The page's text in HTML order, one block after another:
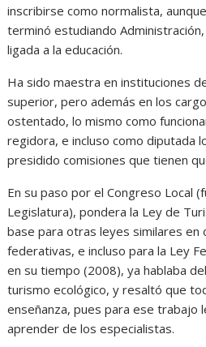
inscribirse como normalista,
terminó estudiando
ligada a la educación.
Ha sido maestra en instituciones
superior, pero además en los
ostentado, lo mismo como
regidora, e incluso como diputada
presidido comisiones que tienen
En su paso por el Congreso Local
Legislatura), pondera la Ley de
base para otras leyes similares en
federativas, e incluso para la Ley
en su tiempo (2008), ya hablaba
turismo ecológico, y resaltó que
enseñanza, pues para ese trabajo
aprender de los especialistas.